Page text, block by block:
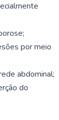
por meio
abdominal;
do